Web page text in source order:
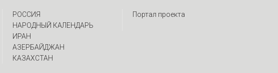
РОССИЯ
НАРОДНЫЙ КАЛЕНДАРЬ
ИРАН
АЗЕРБАЙДЖАН
КАЗАХСТАН
Портал проекта